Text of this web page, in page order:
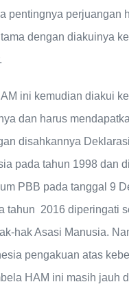
pentingnya perjuangan
dengan diakuinya
ini kemudian diakui
dan harus
disahkannya
pada tahun 1998 dan
PBB pada tanggal 9
tahun 2016 diperingati
hak Asasi Manusia.
pengakuan atas
HAM ini masih jauh